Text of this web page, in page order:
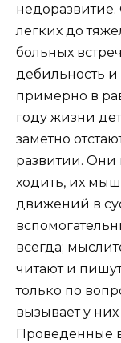
легких до
больных
дебильность
примерно в
году жизни
заметно
развитии. Они
ходить, их
движений в
всегда;
читают и
только по
вызывает у
Проведенные